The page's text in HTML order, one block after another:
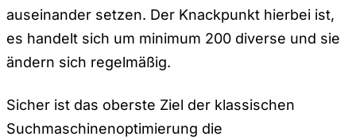
auseinander setzen. Der Knackpunkt hierbei ist,
es handelt sich um minimum 200 diverse und sie
ändern sich regelmäßig.
Sicher ist das oberste Ziel der klassischen
Suchmaschinenoptimierung die